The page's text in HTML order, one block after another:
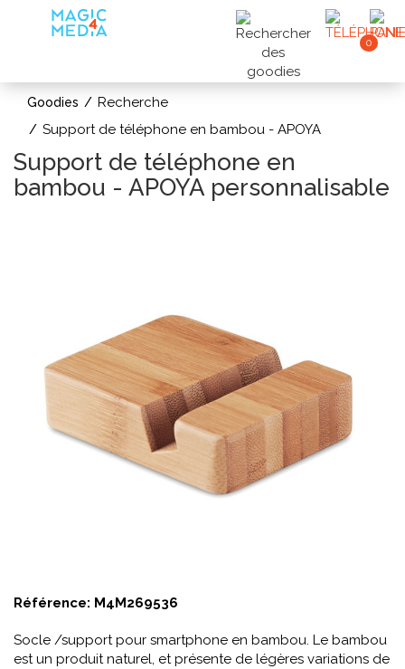
0
Goodies
Recherche
Support de téléphone en bambou - APOYA
Support de téléphone en
bambou - APOYA personnalisable
Référence: M4M269536
Socle /support pour smartphone en bambou. Le bambou
est un produit naturel, et présente de légères variations de